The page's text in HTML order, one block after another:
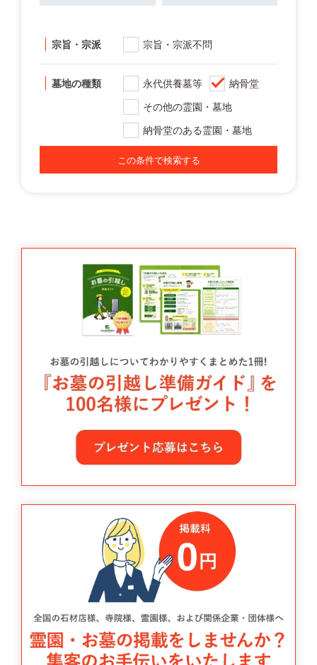
宗旨・宗派 宗旨・宗派不問
墓地の種類 永代供養墓等
納骨堂
その他の霊園・墓地
納骨堂のある霊園・墓地
この条件で検索する